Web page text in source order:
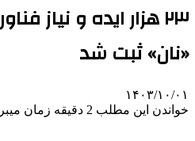
۲۳ هزار ایده و نیاز
«نان» ثبت شد
۱۴۰۳/۱۰/۰۱
خواندن این مطلب 2 دقیقه زمان میبرد